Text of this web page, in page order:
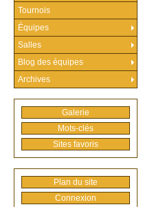
Tournois
Équipes
Salles
Blog des équipes
Archives
Galerie
Mots-clés
Sites favoris
Plan du site
Connexion